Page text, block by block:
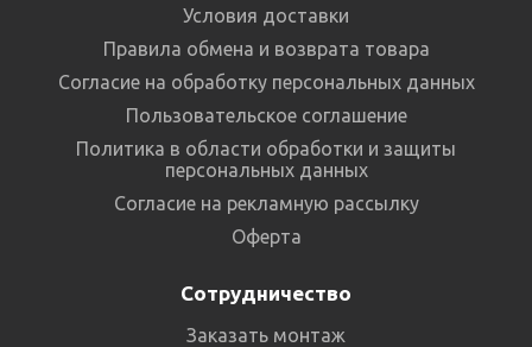
Условия доставки
Правила обмена и возврата товара
Согласие на обработку персональных данных
Пользовательское соглашение
Политика в области обработки и защиты
персональных данных
Согласие на рекламную рассылку
Оферта
Сотрудничество
Заказать монтаж